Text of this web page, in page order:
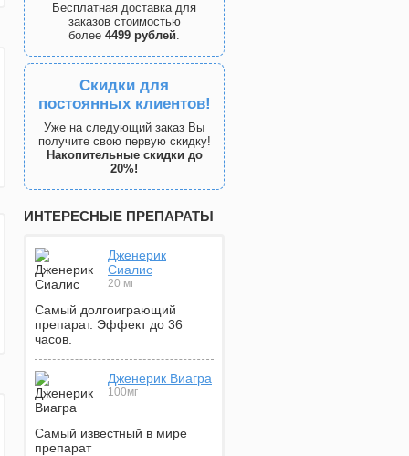
Бесплатная доставка для
заказов стоимостью
более 4499 рублей.
Скидки для
постоянных клиентов!
Уже на следующий заказ Вы
получите свою первую скидку!
Накопительные скидки до
20%!
ИНТЕРЕСНЫЕ ПРЕПАРАТЫ
Дженерик
Сиалис
20 мг
Самый долгоиграющий
препарат. Эффект до 36
часов.
Дженерик Виагра
100мг
Самый известный в мире
препарат